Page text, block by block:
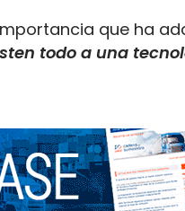
que ha
todo a una